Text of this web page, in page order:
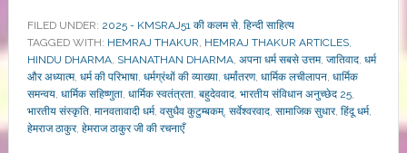
FILED UNDER: 2025 - KMSRAJ51 की कलम से, हिन्दी साहित्य
TAGGED WITH: HEMRAJ THAKUR, HEMRAJ THAKUR ARTICLES,
HINDU DHARMA, SHANATHAN DHARMA, अपना धर्म सबसे उत्तम, जातिवाद, धर्म
और अध्यात्म, धर्म की परिभाषा, धर्मग्रंथों की व्याख्या, धर्मांतरण, धार्मिक लचीलापन, धार्मिक
समन्वय, धार्मिक सहिष्णुता, धार्मिक स्वतंत्रता, बहुदेववाद, भारतीय संविधान अनुच्छेद 25,
भारतीय संस्कृति, मानवतावादी धर्म, वसुधैव कुटुम्बकम्, सर्वेश्वरवाद, सामाजिक सुधार, हिंदू धर्म,
हेमराज ठाकुर, हेमराज ठाकुर जी की रचनाएँ